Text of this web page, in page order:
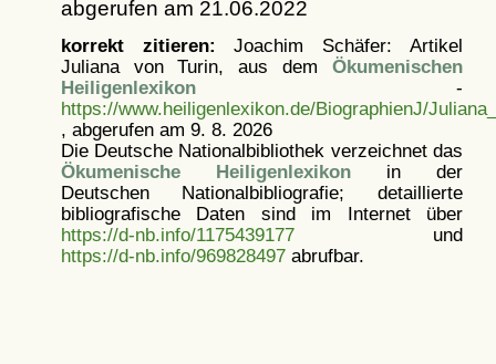
abgerufen am 21.06.2022
korrekt zitieren: Joachim Schäfer: Artikel
Juliana von Turin, aus dem Ökumenischen
Heiligenlexikon-
https://www.heiligenlexikon.de/BiographienJ/
, abgerufen am 9. 8. 2026
Die Deutsche Nationalbibliothek verzeichnet das
Ökumenische Heiligenlexikonin der
Deutschen Nationalbibliografie; detaillierte
bibliografische Daten sind im Internet über
https://d-nb.info/1175439177und
https://d-nb.info/969828497abrufbar.